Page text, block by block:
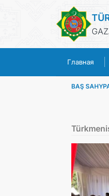
Главная
BAŞ